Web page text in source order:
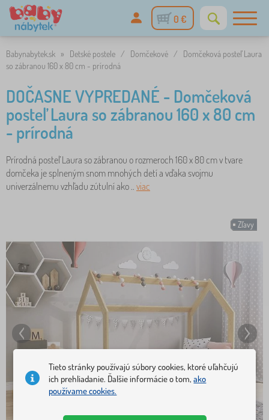
0 €
Babynabytek.sk » Detské postele / Domčekové /
Domčeková posteľ Laura
so zábranou 160 x 80 cm - prírodná
DOČASNE VYPREDANÉ - Domčeková
posteľ Laura so zábranou 160 x 80 cm
- prírodná
Prírodná posteľ Laura so zábranou o rozmeroch 160 x 80 cm v tvare
domčeka je splneným snom mnohých detí a vďaka svojmu
univerzálnemu vzhľadu zútulní ako .. viac
Zľavy
Tieto stránky používajú súbory cookies, ktoré uľahčujú
ich prehliadanie. Ďalšie informácie o tom,ako
používame cookies.